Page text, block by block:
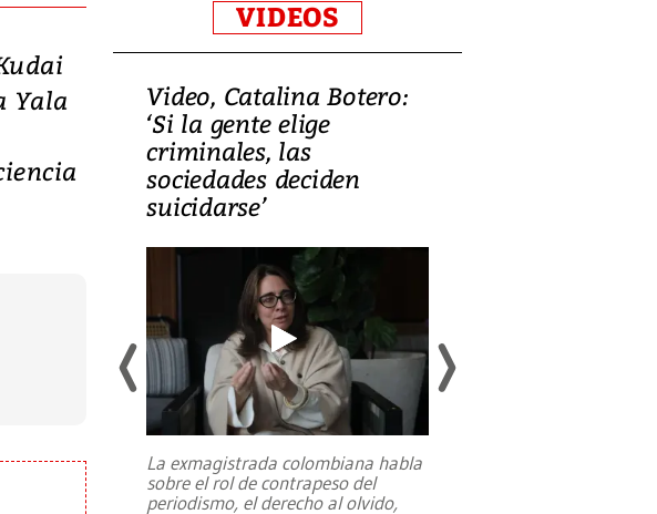
Yala
VIDEOS
una
Video, Catalina Botero:
‘Si la gente elige
criminales, las
sociedades deciden
suicidarse’
La exmagistrada colombiana habla
sobre el rol de contrapeso del
periodismo, el derecho al olvido,